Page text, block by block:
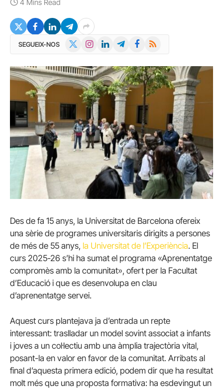
4 Mins Read
SEGUEIX-NOS InstagramLinkedInTelegramFacebook
RSS
Des de fa 15 anys, la Universitat de Barcelona ofereix
una sèrie de programes universitaris dirigits a persones
de més de 55 anys, la Universitat de l’Experiència. El
curs 2025-26 s’hi ha sumat el programa «Aprenentatge
compromès amb la comunitat», ofert per la Facultat
d’Educació i que es desenvolupa en clau
d’aprenentatge servei.
Aquest curs plantejava ja d’entrada un repte
interessant: traslladar un model sovint associat a infants
i joves a un col·lectiu amb una àmplia trajectòria vital,
posant-la en valor en favor de la comunitat. Arribats al
final d’aquesta primera edició, podem dir que ha resultat
molt més que una proposta formativa: ha esdevingut un